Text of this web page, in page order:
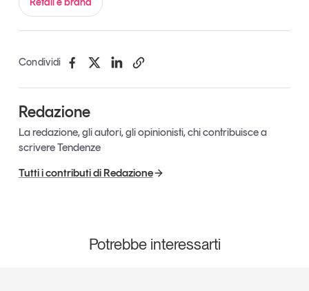
Condividi
Redazione
La redazione, gli autori, gli opinionisti, chi contribuisce a
scrivere Tendenze
Tutti i contributi di Redazione
Potrebbe interessarti